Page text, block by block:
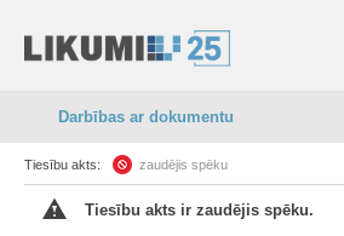
Darbības ar dokumentu
Tiesību akts: zaudējis spēku
Tiesību akts ir zaudējis spēku.